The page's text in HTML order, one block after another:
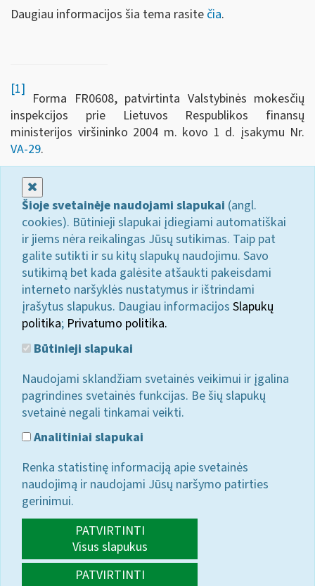
Daugiau informacijos šia tema rasite čia.
[1]
Forma FR0608, patvirtinta Valstybinės mokesčių
inspekcijos prie Lietuvos Respublikos finansų
ministerijos viršininko 2004 m. kovo 1 d. įsakymu Nr.
VA-29.
Šioje svetainėje naudojami slapukai (angl.
cookies). Būtinieji slapukai įdiegiami automatiškai
ir jiems nėra reikalingas Jūsų sutikimas. Taip pat
galite sutikti ir su kitų slapukų naudojimu. Savo
sutikimą bet kada galėsite atšaukti pakeisdami
interneto naršyklės nustatymus ir ištrindami
įrašytus slapukus. Daugiau informacijos Slapukų
politika; Privatumo politika.
Būtinieji slapukai
Naudojami sklandžiam svetainės veikimui ir įgalina
pagrindines svetainės funkcijas. Be šių slapukų
svetainė negali tinkamai veikti.
Analitiniai slapukai
Renka statistinę informaciją apie svetainės
naudojimą ir naudojami Jūsų naršymo patirties
gerinimui.
PATVIRTINTI
Visus slapukus
PATVIRTINTI